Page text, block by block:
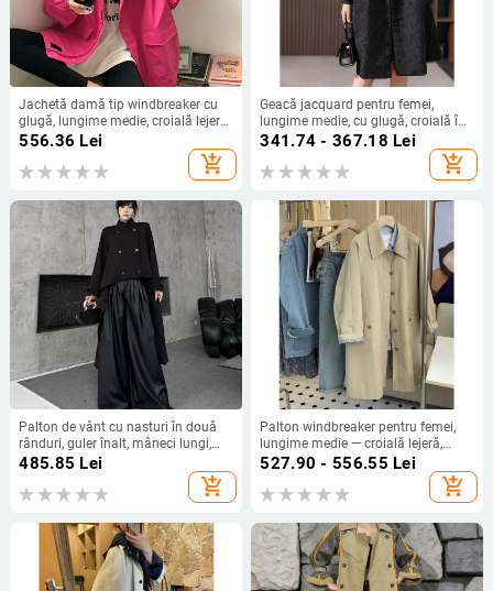
Jachetă damă tip windbreaker cu
glugă, lungime medie, croială lejeră,
95% poliester, fermoar frontal
556.36 Lei
add_shopping_cart
Geacă jacquard pentru femei,
lungime medie, cu glugă, croială în
formă de A, din chenille cu spandex,
341.74 - 367.18 Lei
add_shopping_cart
Palton de vânt cu nasturi în două
rânduri, guler înalt, mâneci lungi,
țesătură twill din bumbac, culoare
485.85 Lei
add_shopping_cart
Palton windbreaker pentru femei,
lungime medie — croială lejeră,
inspirație japoneză pentru muncă,
527.90 - 556.55 Lei
add_shopping_cart